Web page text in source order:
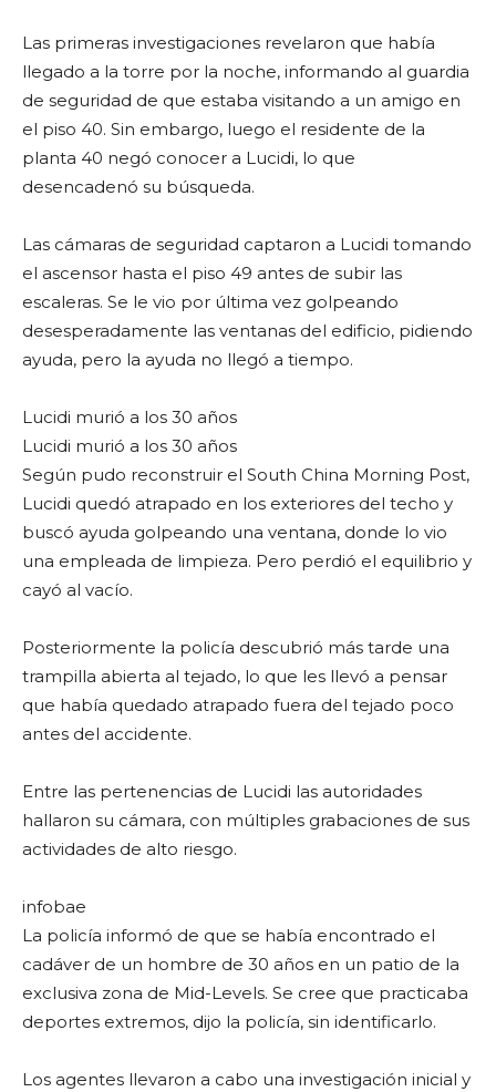
Las primeras investigaciones revelaron que había
llegado a la torre por la noche, informando al guardia
de seguridad de que estaba visitando a un amigo en
el piso 40. Sin embargo, luego el residente de la
planta 40 negó conocer a Lucidi, lo que
desencadenó su búsqueda.
Las cámaras de seguridad captaron a Lucidi tomando
el ascensor hasta el piso 49 antes de subir las
escaleras. Se le vio por última vez golpeando
desesperadamente las ventanas del edificio, pidiendo
ayuda, pero la ayuda no llegó a tiempo.
Lucidi murió a los 30 años
Lucidi murió a los 30 años
Según pudo reconstruir el South China Morning Post,
Lucidi quedó atrapado en los exteriores del techo y
buscó ayuda golpeando una ventana, donde lo vio
una empleada de limpieza. Pero perdió el equilibrio y
cayó al vacío.
Posteriormente la policía descubrió más tarde una
trampilla abierta al tejado, lo que les llevó a pensar
que había quedado atrapado fuera del tejado poco
antes del accidente.
Entre las pertenencias de Lucidi las autoridades
hallaron su cámara, con múltiples grabaciones de sus
actividades de alto riesgo.
infobae
La policía informó de que se había encontrado el
cadáver de un hombre de 30 años en un patio de la
exclusiva zona de Mid-Levels. Se cree que practicaba
deportes extremos, dijo la policía, sin identificarlo.
Los agentes llevaron a cabo una investigación inicial y